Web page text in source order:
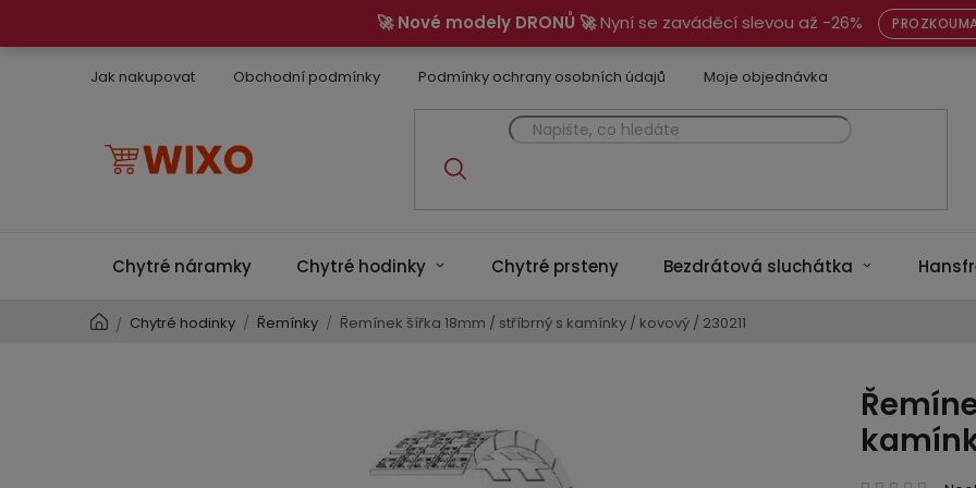
🚀 Nové modely DRONŮ 🚀Nyní se zaváděcí slevou až -26%
Jak nakupovat Obchodní podmínky Podmínky ochrany osobních údajů Moje objednávka
Chytré náramky Chytré hodinky Chytré prsteny Bezdrátová sluchátka
Domů
/ Chytré hodinky / Řemínky / Řemínek šířka 18mm / stříbrný s kamínky / kovový / 230211